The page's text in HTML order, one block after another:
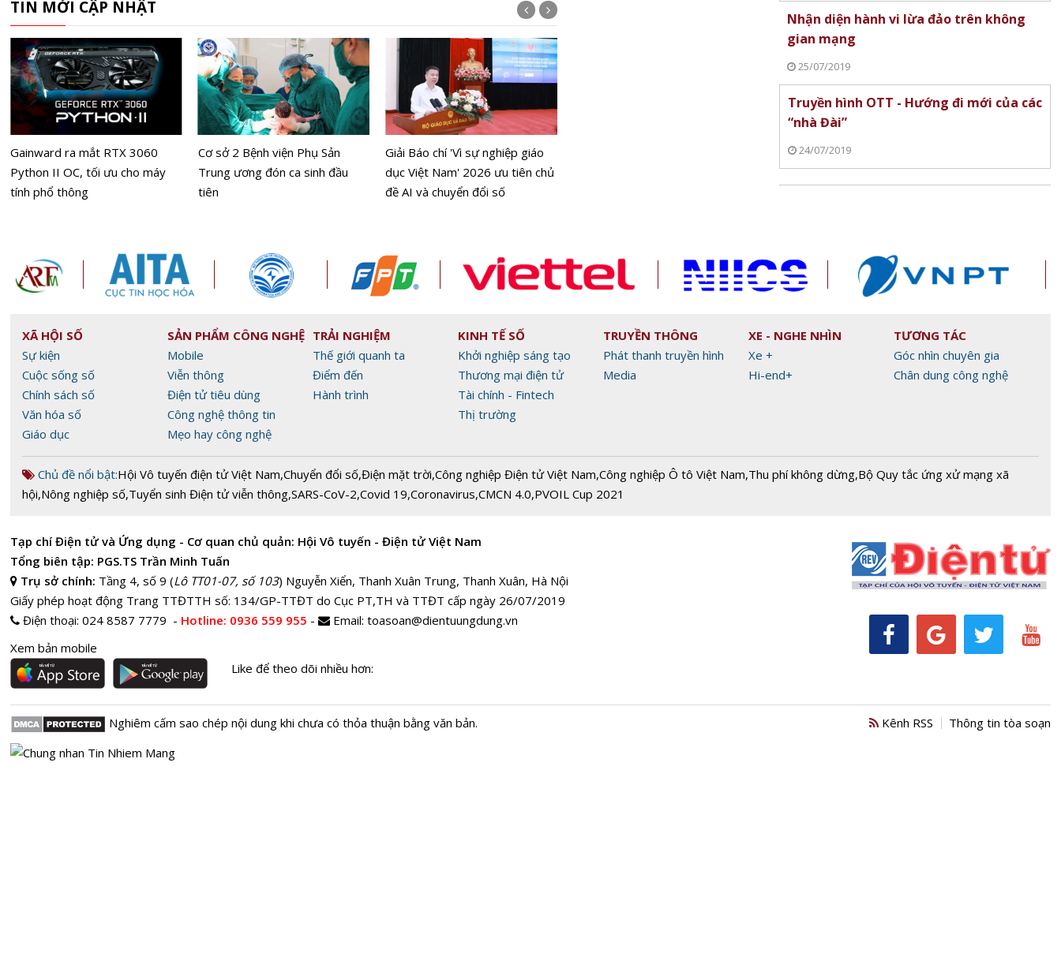
TIN MỚI CẬP NHẬT
Gainward ra mắt RTX 3060
Python II OC, tối ưu cho máy
tính phổ thông
Cơ sở 2 Bệnh viện Phụ Sản
Trung ương đón ca sinh đầu
tiên
Giải Báo chí 'Vì sự nghiệp giáo
dục Việt Nam' 2026 ưu tiên chủ
đề AI và chuyển đổi số
Cục Thuế chỉ đạo công khai
thái 03-06
Nhận diện hành vi lừa đảo trên không
gian mạng
25/07/2019
Truyền hình OTT - Hướng đi mới của các
“nhà Đài”
24/07/2019
XÃ HỘI SỐ
Sự kiện
Cuộc sống số
Chính sách số
Văn hóa số
Giáo dục
SẢN PHẨM CÔNG NGHỆ
Mobile
Viễn thông
Điện tử tiêu dùng
Công nghệ thông tin
Mẹo hay công nghệ
TRẢI NGHIỆM
Thế giới quanh ta
Điểm đến
Hành trình
KINH TẾ SỐ
Khởi nghiệp sáng tạo
Thương mại điện tử
Tài chính - Fintech
Thị trường
TRUYỀN THÔNG
Phát thanh truyền hình
Media
XE - NGHE NHÌN
Xe +
Hi-end+
TƯƠNG TÁC
Góc nhìn chuyên gia
Chân dung công nghệ
Chủ đề nổi bật:Hội Vô tuyến điện tử Việt Nam,Chuyển đổi số,Điện mặt trời,Công nghiệp Điện tử Việt Nam,Công nghiệp Ô tô Việt Nam,Thu phí không dừng,Bộ Quy tắc ứng xử mạng xã
hội,Nông nghiệp số,Tuyển sinh Điện tử viễn thông,SARS-CoV-2,Covid 19,Coronavirus,CMCN 4.0,PVOIL Cup 2021
Tạp chí Điện tử và Ứng dụng - Cơ quan chủ quản: Hội Vô tuyến - Điện tử Việt Nam
Tổng biên tập: PGS.TS Trần Minh Tuấn
Trụ sở chính: Tầng 4, số 9 (Lô TT01-07, số 103) Nguyễn Xiển, Thanh Xuân Trung, Thanh Xuân, Hà Nội
Giấy phép hoạt động Trang TTĐTTH số: 134/GP-TTĐT do Cục PT,TH và TTĐT cấp ngày 26/07/2019
Điện thoại: 024 8587 7779 - Hotline: 0936 559 955 - Email: toasoan@dientuungdung.vn
Xem bản mobile
Like để theo dõi nhiều hơn:
Nghiêm cấm sao chép nội dung khi chưa có thỏa thuận bằng văn bản. Kênh RSS Thông tin tòa soạn